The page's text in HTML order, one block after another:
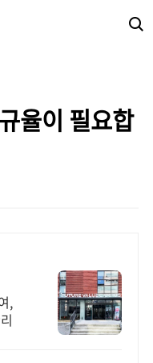
율이 필요합
,